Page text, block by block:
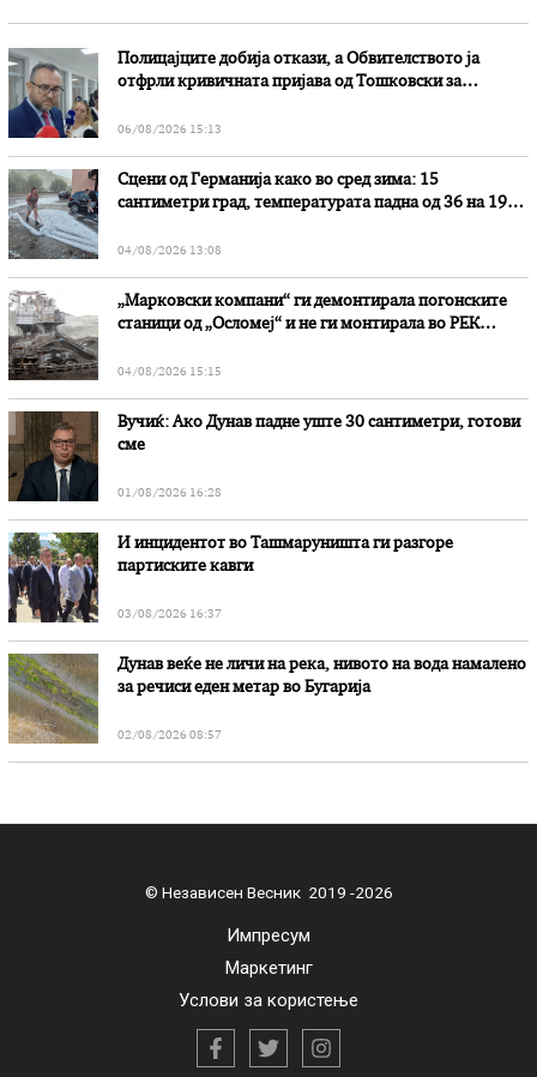
Полицајците добија откази, а Обвителството ја
отфрли кривичната пријава од Тошковски за
06/08/2026 15:13
Сцени од Германија како во сред зима: 15
сантиметри град, температурата падна од 36 на 19
04/08/2026 13:08
„Марковски компани“ ги демонтирала погонските
станици од „Осломеј“ и не ги монтирала во РЕК
04/08/2026 15:15
Вучиќ: Ако Дунав падне уште 30 сантиметри, готови
сме
01/08/2026 16:28
И инцидентот во Ташмаруништa ги разгоре
партиските кавги
03/08/2026 16:37
Дунав веќе не личи на река, нивото на вода намалено
за речиси еден метар во Бугарија
02/08/2026 08:57
© Независен Весник 2019 -2026
Импресум
Маркетинг
Услови за користење